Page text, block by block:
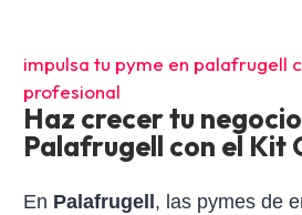
impulsa tu pyme en palafrugell
profesional
Haz crecer tu
Palafrugell con el Kit
En Palafrugell , las pymes de